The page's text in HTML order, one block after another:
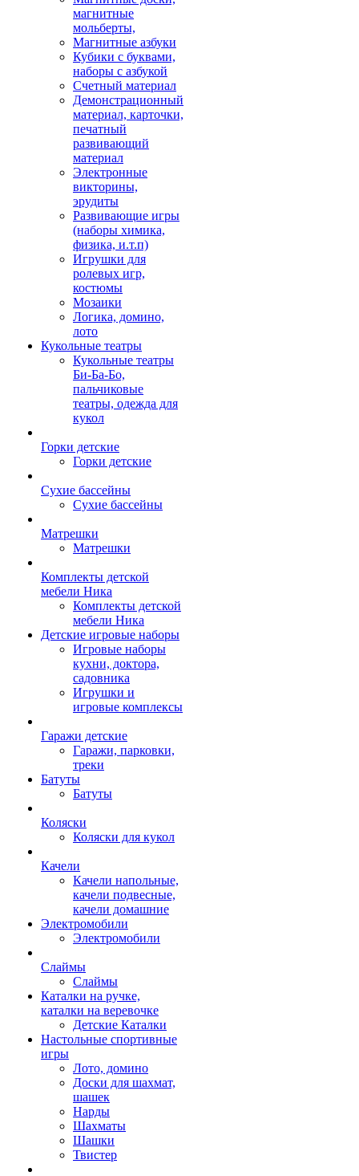
магнитные
мольберты,
Магнитные азбуки
Кубики с буквами,
наборы с азбукой
Счетный материал
Демонстрационный
материал, карточки,
печатный
развивающий
материал
Электронные
викторины,
эрудиты
Развивающие игры
(наборы химика,
физика, и.т.п)
Игрушки для
ролевых игр,
костюмы
Мозаики
Логика, домино,
лото
Кукольные театры
Кукольные театры
Би-Ба-Бо,
пальчиковые
театры, одежда для
кукол
Горки детские
Горки детские
Сухие бассейны
Сухие бассейны
Матрешки
Матрешки
Комплекты детской
мебели Ника
Комплекты детской
мебели Ника
Детские игровые наборы
Игровые наборы
кухни, доктора,
садовника
Игрушки и
игровые комплексы
Гаражи детские
Гаражи, парковки,
треки
Батуты
Батуты
Коляски
Коляски для кукол
Качели
Качели напольные,
качели подвесные,
качели домашние
Электромобили
Электромобили
Слаймы
Слаймы
Каталки на ручке,
каталки на веревочке
Детские Каталки
Настольные спортивные
игры
Лото, домино
Доски для шахмат,
шашек
Нарды
Шахматы
Шашки
Твистер